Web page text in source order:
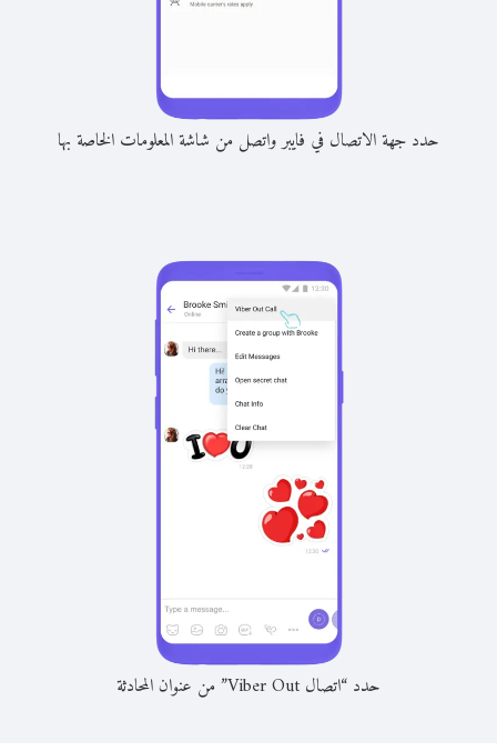
حدد جهة الاتصال في فايبر واتصل من شاشة المعلومات الخاصة بها
حدد “اتصال Viber Out” من عنوان المحادثة